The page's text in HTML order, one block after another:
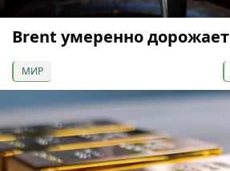
Brent умеренно дорожает
МИР